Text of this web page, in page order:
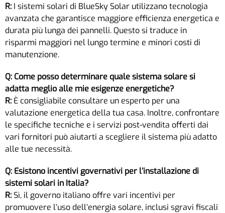
R: I sistemi solari di BlueSky Solar utilizzano tecnologia
avanzata che garantisce maggiore efficienza energetica e
durata più lunga dei pannelli. Questo si traduce in
risparmi maggiori nel lungo termine e minori costi di
manutenzione.
Q: Come posso determinare quale sistema solare si
adatta meglio alle mie esigenze energetiche?
R: È consigliabile consultare un esperto per una
valutazione energetica della tua casa. Inoltre, confrontare
le specifiche tecniche e i servizi post-vendita offerti dai
vari fornitori può aiutarti a scegliere il sistema più adatto
alle tue necessità.
Q: Esistono incentivi governativi per l’installazione di
sistemi solari in Italia?
R: Sì, il governo italiano offre vari incentivi per
promuovere l’uso dell’energia solare, inclusi sgravi fiscali